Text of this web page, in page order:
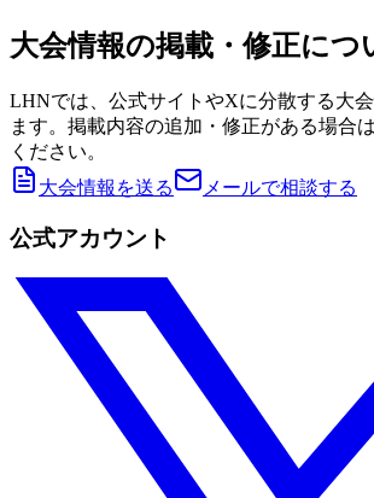
大会情報の掲載・修正につ
LHNでは、公式サイトやXに分散する大
ます。掲載内容の追加・修正がある場合
ください。
大会情報を送る
メールで相談する
公式アカウント